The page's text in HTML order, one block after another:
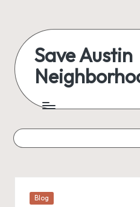
content
Save Austin
Austin
everything
Posted
Blog